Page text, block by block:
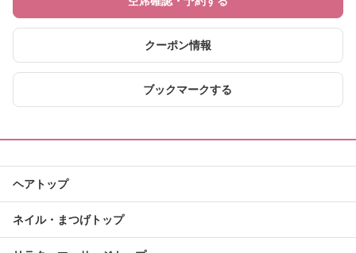
クーポン情報
ブックマークする
ヘアトップ
ネイル・まつげトップ